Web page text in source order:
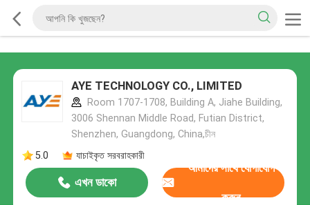
AYE TECHNOLOGY CO., LIMITED
Room 1707-1708, Building A, Jiahe Building,
3006 Shennan Middle Road, Futian District,
Shenzhen, Guangdong, China,চীন
5.0
যাচাইকৃত সরবরাহকারী
এখন ডাকো
আমাদের সাথে যোগাযোগ
করুন